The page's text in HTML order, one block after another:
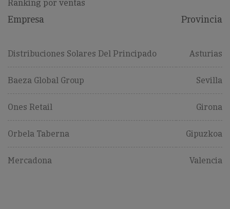
Ranking por ventas
Empresa Provincia
Distribuciones Solares Del Principado Asturias
Baeza Global Group Sevilla
Ones Retail Girona
Orbela Taberna Gipuzkoa
Mercadona Valencia